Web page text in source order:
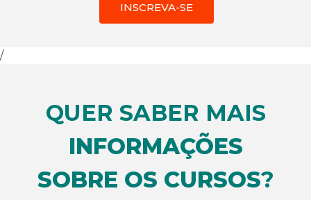
INSCREVA-SE
/
QUER SABER MAIS
INFORMAÇÕES
SOBRE OS CURSOS?